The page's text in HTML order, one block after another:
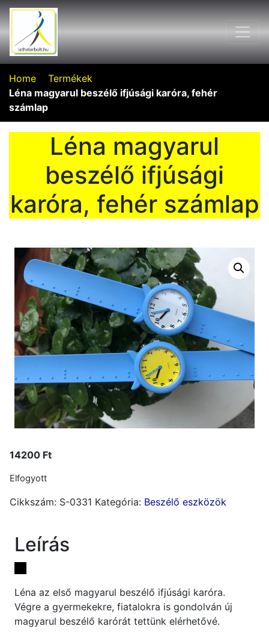
Home
Termékek
Léna magyarul beszélő ifjúsági karóra, fehér
számlap
Léna magyarul
beszélő ifjúsági
karóra, fehér számlap
14200 Ft
Elfogyott
Cikkszám: S-0331 Kategória: Beszélő eszközök
Leírás
Léna az első magyarul beszélő ifjúsági karóra.
Végre a gyermekekre, fiatalokra is gondolván új
magyarul beszélő karórát tettünk elérhetővé.